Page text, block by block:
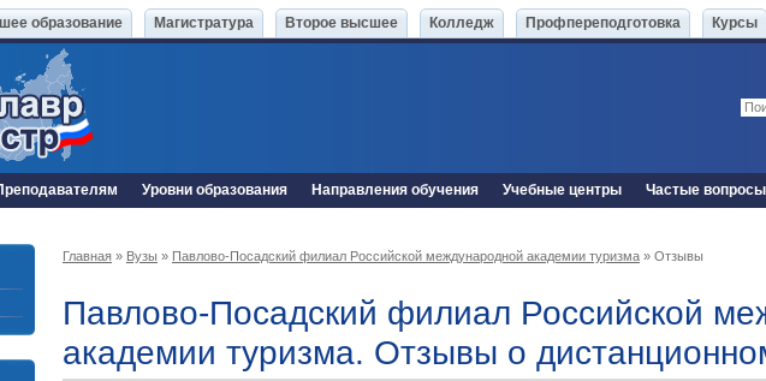
образование Магистратура Второе высшее Колледж Профпереподготовка Курсы
Уровни образования Направления обучения Учебные центры Частые вопросы
Главная » Вузы » Павлово-Посадский филиал Российской международной академии туризма » Отзывы
Павлово-Посадский филиал Российской
академии туризма. Отзывы о